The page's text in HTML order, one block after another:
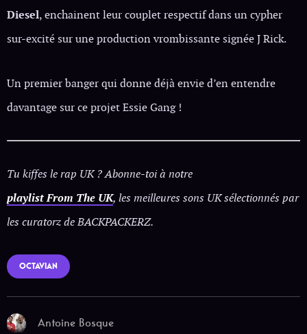
Diesel, enchainent leur couplet respectif dans un cypher
sur-excité sur une production vrombissante signée J Rick.
Un premier banger qui donne déjà envie d’en entendre
davantage sur ce projet Essie Gang !
Tu kiffes le rap UK ? Abonne-toi à notre
playlist From The UK, les meilleures sons UK sélectionnés par
les curatorz de BACKPACKERZ.
OCTAVIAN
Antoine Bosque